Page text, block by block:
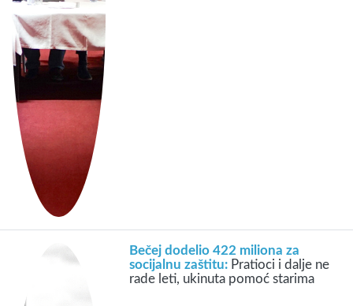
Bečej dodelio 422 miliona za
socijalnu zaštitu: Pratioci i dalje ne
rade leti, ukinuta pomoć starima